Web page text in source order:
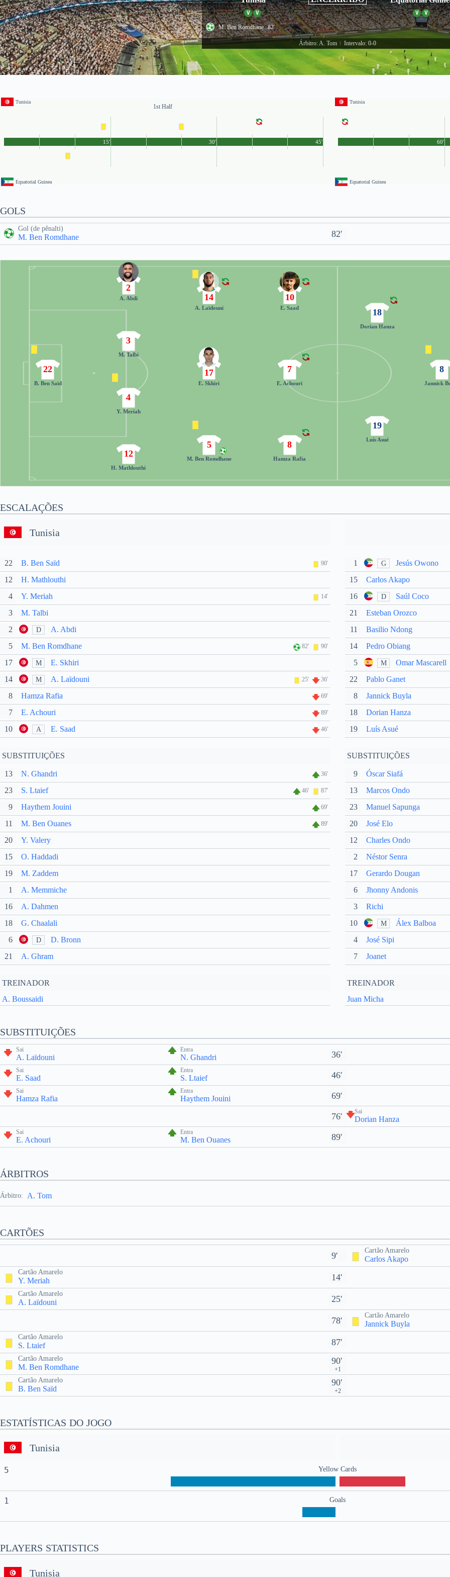
V V V V
M. Ben Romdhane 82'
Árbitro: A. Tom Intervalo: 0-0
Tunisia
1st Half
Equatorial Guinea
45'
15' 30'
Tunisia
Equatorial Guinea
60'
GOLS
Gol (de pênalti)
M. Ben Romdhane 82'
22
B. Ben Saïd
2
A. Abdi
3
M. Talbi
4
Y. Meriah
12
H. Mathlouthi
14
A. Laïdouni
17
E. Skhiri
5
M. Ben Romdhane
10
E. Saad
7
E. Achouri
8
Hamza Rafia
8
Jannick
19
Luís Asué
18
Dorian Hanza
ESCALAÇÕES
Tunisia
22 B. Ben Saïd 90'
12
H. Mathlouthi
4
Y. Meriah 14'
3
M. Talbi
2
D
A. Abdi
5
M. Ben Romdhane 82' 90'
17 M
E. Skhiri
14
M A. Laïdouni 25' 36'
8 Hamza Rafia 69'
7 E. Achouri 89'
10 A E. Saad 46'
SUBSTITUIÇÕES
13 N. Ghandri 36'
23 S. Ltaief 46' 87'
9 Haythem Jouini 69'
11 M. Ben Ouanes 89'
20
Y. Valery
15
O. Haddadi
19
M. Zaddem
1
A. Memmiche
16
A. Dahmen
18
G. Chaalali
6
D
D. Bronn
21
A. Ghram
TREINADOR
A. Boussaidi
1 G
Jesús Owono
15
Carlos Akapo
16 D
Saúl Coco
21
Esteban Orozco
11
Basilio Ndong
14
Pedro Obiang
5
M
Omar Mascarell
22
Pablo Ganet
8
Jannick Buyla
18 Dorian Hanza
19 Luís Asué
SUBSTITUIÇÕES
9 Óscar Siafá
13
Marcos Ondo
23
Manuel Sapunga
20
José Elo
12
Charles Ondo
2
Néstor Senra
17
Gerardo Dougan
6
Jhonny Andonis
3
Richi
10
M
Álex Balboa
4
José Sipi
7
Joanet
TREINADOR
Juan Micha
SUBSTITUIÇÕES
Sai
A. Laïdouni
Entra
N. Ghandri 36'
Sai
E. Saad
Entra
S. Ltaief 46'
Sai
Hamza Rafia
Entra
Haythem Jouini 69'
76' Sai
Dorian Hanza
Sai
E. Achouri
Entra
M. Ben Ouanes 89'
ÁRBITROS
Árbitro: A. Tom
CARTÕES
9'
Cartão Amarelo
Carlos Akapo
Cartão Amarelo
Y. Meriah 14'
Cartão Amarelo
A. Laïdouni 25'
78'
Cartão Amarelo
Jannick Buyla
Cartão Amarelo
S. Ltaief 87'
Cartão Amarelo
M. Ben Romdhane
90'
+1
Cartão Amarelo
B. Ben Saïd
90'
+2
ESTATÍSTICAS DO JOGO
Tunisia
5 Yellow Cards
1 Goals
PLAYERS STATISTICS
Tunisia